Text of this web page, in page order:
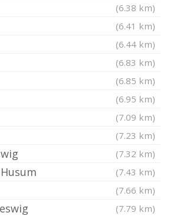
(6.38 km)
(6.41 km)
(6.44 km)
(6.83 km)
(6.85 km)
(6.95 km)
(7.09 km)
(7.23 km)
(7.32 km)
(7.43 km)
(7.66 km)
(7.79 km)